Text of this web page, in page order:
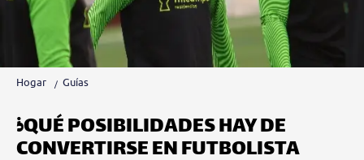
Hogar Guías
¿QUÉ POSIBILIDADES HAY DE
CONVERTIRSE EN FUTBOLISTA